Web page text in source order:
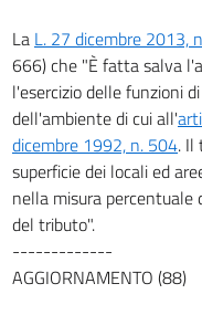
La L. 27 dicembre 2013,
666) che "È fatta salva
l'esercizio delle funzioni
dell'ambiente di cui all'
dicembre 1992, n. 504. Il
superficie dei locali ed
nella misura
del tributo".
-------------
AGGIORNAMENTO (88)